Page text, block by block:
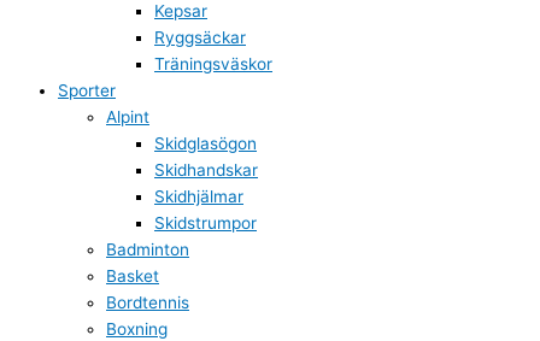
Kepsar
Ryggsäckar
Träningsväskor
Sporter
Alpint
Skidglasögon
Skidhandskar
Skidhjälmar
Skidstrumpor
Badminton
Basket
Bordtennis
Boxning